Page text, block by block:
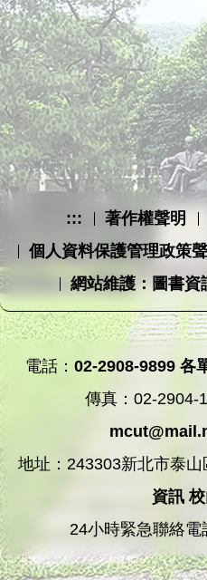
::: 著作權聲明
個人資料保護管理政策
網站維護：圖書資
電話： 02-2908-9899 各
傳真：02-2904-
地址：243303新北市泰
資訊
24小時緊急聯絡電